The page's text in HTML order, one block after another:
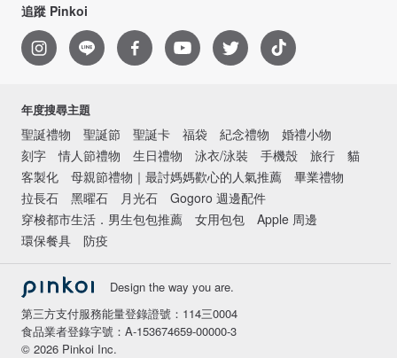
追蹤 Pinkoi
年度搜尋主題
聖誕禮物 聖誕節 聖誕卡 福袋 紀念禮物
婚禮小物
刻字
情人節禮物 生日禮物 泳衣/泳裝 手機殼 旅行
貓
客製化
母親節禮物｜最討媽媽歡心的人氣推薦
畢業禮物
拉長石
黑曜石 月光石
Gogoro 週邊配件
穿梭都市生活．男生包包推薦
女用包包
Apple 周邊
環保餐具
防疫
Design the way you are.
第三方支付服務能量登錄證號：114三0004
食品業者登錄字號：A-153674659-00000-3
© 2026 Pinkoi Inc.